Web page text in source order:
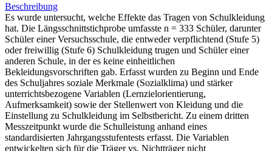
Beschreibung
Es wurde untersucht, welche Effekte das Tragen von Schulkleidung
hat. Die Längsschnittstichprobe umfasste n = 333 Schüler, darunter
Schüler einer Versuchsschule, die entweder verpflichtend (Stufe 5)
oder freiwillig (Stufe 6) Schulkleidung trugen und Schüler einer
anderen Schule, in der es keine einheitlichen
Bekleidungsvorschriften gab. Erfasst wurden zu Beginn und Ende
des Schuljahres soziale Merkmale (Sozialklima) und stärker
unterrichtsbezogene Variablen (Lernzielorientierung,
Aufmerksamkeit) sowie der Stellenwert von Kleidung und die
Einstellung zu Schulkleidung im Selbstbericht. Zu einem dritten
Messzeitpunkt wurde die Schulleistung anhand eines
standardisierten Jahrgangsstufentests erfasst. Die Variablen
entwickelten sich für die Träger vs. Nichtträger nicht